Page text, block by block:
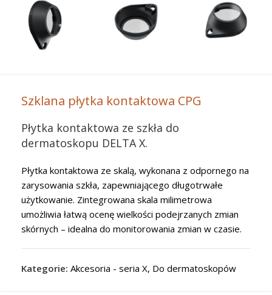
Szklana płytka kontaktowa CPG
Płytka kontaktowa ze szkła do
dermatoskopu DELTA X.
Płytka kontaktowa ze skalą, wykonana z odpornego na
zarysowania szkła, zapewniającego długotrwałe
użytkowanie. Zintegrowana skala milimetrowa
umożliwia łatwą ocenę wielkości podejrzanych zmian
skórnych – idealna do monitorowania zmian w czasie.
Kategorie: Akcesoria - seria X, Do dermatoskopów